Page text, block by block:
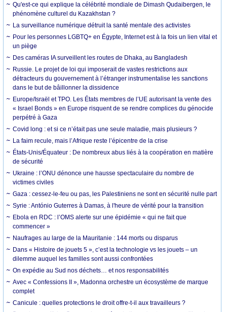
Qu'est-ce qui explique la célébrité mondiale de Dimash Qudaibergen, le
phénomène culturel du Kazakhstan ?
La surveillance numérique détruit la santé mentale des activistes
Pour les personnes LGBTQ+ en Égypte, Internet est à la fois un lien vital et
un piège
Des caméras IA surveillent les routes de Dhaka, au Bangladesh
Russie. Le projet de loi qui imposerait de vastes restrictions aux
détracteurs du gouvernement à l’étranger instrumentalise les sanctions
dans le but de bâillonner la dissidence
Europe/Israël et TPO. Les États membres de l’UE autorisant la vente des
« Israel Bonds » en Europe risquent de se rendre complices du génocide
perpétré à Gaza
Covid long : et si ce n’était pas une seule maladie, mais plusieurs ?
La faim recule, mais l’Afrique reste l’épicentre de la crise
États-Unis/Équateur : De nombreux abus liés à la coopération en matière
de sécurité
Ukraine : l’ONU dénonce une hausse spectaculaire du nombre de
victimes civiles
Gaza : cessez-le-feu ou pas, les Palestiniens ne sont en sécurité nulle part
Syrie : António Guterres à Damas, à l'heure de vérité pour la transition
Ebola en RDC : l’OMS alerte sur une épidémie « qui ne fait que
commencer »
Naufrages au large de la Mauritanie : 144 morts ou disparus
Dans « Histoire de jouets 5 », c’est la technologie vs les jouets – un
dilemme auquel les familles sont aussi confrontées
On expédie au Sud nos déchets… et nos responsabilités
Avec « Confessions II », Madonna orchestre un écosystème de marque
complet
Canicule : quelles protections le droit offre-t-il aux travailleurs ?